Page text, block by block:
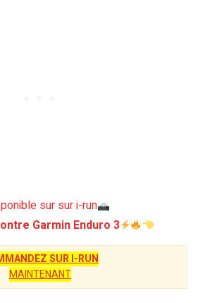
sur sur i-run
Garmin Enduro 3
SUR I-RUN
MAINTENANT